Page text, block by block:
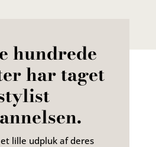
hundrede
har taget
lille udpluk af deres